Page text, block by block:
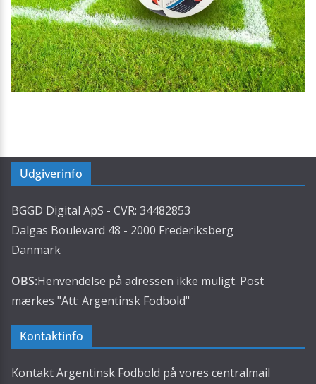
Udgiverinfo
BGGD Digital ApS - CVR: 34482853
Dalgas Boulevard 48 - 2000 Frederiksberg
Danmark
OBS:Henvendelse på adressen ikke muligt. Post
mærkes "Att: Argentinsk Fodbold"
Kontaktinfo
Kontakt Argentinsk Fodbold på vores centralmail